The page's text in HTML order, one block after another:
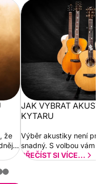
že
Jak vybrat
JAK VYBRAT
KYTARU
Výběr akustiky není pro
snadný. S volbou vám
PŘEČÍST SI VÍCE...